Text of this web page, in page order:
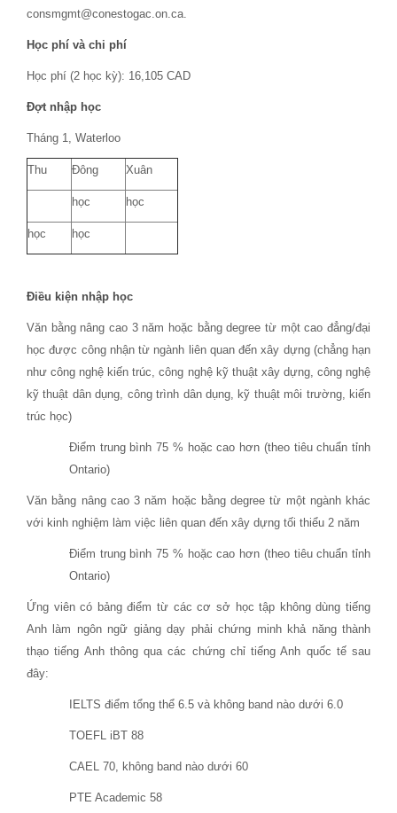
consmgmt@conestogac.on.ca.
Học phí và chi phí
Học phí (2 học kỳ): 16,105 CAD
Đợt nhập học
Tháng 1, Waterloo
Thu Đông Xuân
học học
học học
Điều kiện nhập học
Văn bằng nâng cao 3 năm hoặc bằng degree từ một cao đẳng/đại
học được công nhận từ ngành liên quan đến xây dựng (chẳng hạn
như công nghệ kiến trúc, công nghệ kỹ thuật xây dựng, công nghệ
kỹ thuật dân dụng, công trình dân dụng, kỹ thuật môi trường, kiến
trúc học)
Điểm trung bình 75 % hoặc cao hơn (theo tiêu chuẩn tỉnh
Ontario)
Văn bằng nâng cao 3 năm hoặc bằng degree từ một ngành khác
với kinh nghiệm làm việc liên quan đến xây dựng tối thiểu 2 năm
Điểm trung bình 75 % hoặc cao hơn (theo tiêu chuẩn tỉnh
Ontario)
Ứng viên có bảng điểm từ các cơ sở học tập không dùng tiếng
Anh làm ngôn ngữ giảng dạy phải chứng minh khả năng thành
thạo tiếng Anh thông qua các chứng chỉ tiếng Anh quốc tế sau
đây:
IELTS điểm tổng thể 6.5 và không band nào dưới 6.0
TOEFL iBT 88
CAEL 70, không band nào dưới 60
PTE Academic 58